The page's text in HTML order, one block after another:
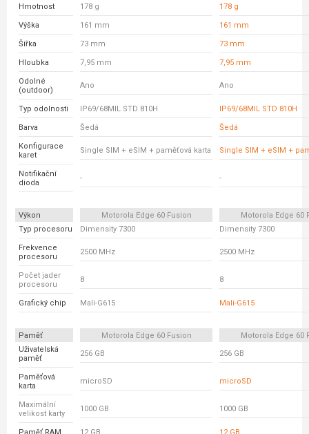
Hmotnost 178 g 178 g
Výška 161 mm 161 mm
Šířka 73 mm 73 mm
Hloubka 7,95 mm 7,95 mm
Odolné
(outdoor)
Ano Ano
Typ odolnosti IP69/68MIL STD 810H IP69/68MIL STD 810H
Barva Šedá Šedá
Konfigurace
karet
Single SIM + eSIM + paměťová karta Single SIM + eSIM +
Notifikační
dioda
- -
Výkon Motorola Edge 60 Fusion
Motorola Edge 60
Typ procesoru
Dimensity 7300 Dimensity 7300
Frekvence
procesoru
2500 MHz 2500 MHz
Počet jader
procesoru
8 8
Grafický chip Mali-G615 Mali-G615
Paměť Motorola Edge 60 Fusion
Motorola Edge 60
Uživatelská
paměť
256 GB 256 GB
Paměťová
karta
microSD microSD
Maximální
velikost karty
1000 GB 1000 GB